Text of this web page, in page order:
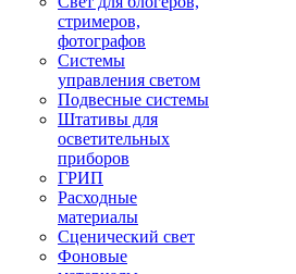
стримеров,
фотографов
Системы
управления светом
Подвесные системы
Штативы для
осветительных
приборов
ГРИП
Расходные
материалы
Сценический свет
Фоновые